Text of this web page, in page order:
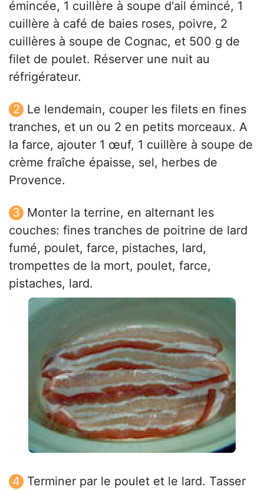
émincée, 1 cuillère à soupe d'ail émincé, 1
cuillère à café de baies roses, poivre, 2
cuillères à soupe de Cognac, et 500 g de
filet de poulet. Réserver une nuit au
réfrigérateur.
Le lendemain, couper les filets en fines
tranches, et un ou 2 en petits morceaux. A
la farce, ajouter 1 œuf, 1 cuillère à soupe de
crème fraîche épaisse, sel, herbes de
Provence.
Monter la terrine, en alternant les
couches: fines tranches de poitrine de lard
fumé, poulet, farce, pistaches, lard,
trompettes de la mort, poulet, farce,
pistaches, lard.
Terminer par le poulet et le lard. Tasser